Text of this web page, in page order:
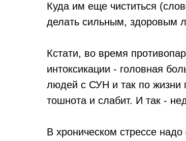
Куда им еще чиститься
делать сильным, здоровым
Кстати, во время
интоксикации - головная
людей с СУН и так по жизни
тошнота и слабит. И так -
В хроническом стрессе